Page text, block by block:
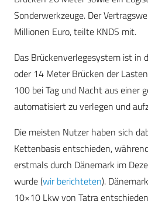
Sonderwerkzeuge. Der
Millionen Euro, teilte KNDS mit.
Das Brückenverlegesystem ist in
oder 14 Meter Brücken der
100 bei Tag und Nacht aus einer
automatisiert zu verlegen und
Die meisten Nutzer haben sich
Kettenbasis entschieden,
erstmals durch Dänemark im
wurde (wir berichteten).
10×10 Lkw von Tatra